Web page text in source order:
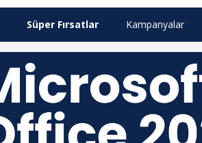
Süper Fırsatlar Kampanyalar